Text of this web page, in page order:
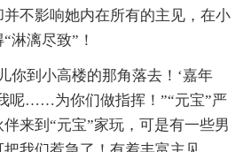
不影响她内在所有的主见，在小
淋漓尽致”！
你到小高楼的那角落去！‘嘉年
呢……为你们做指挥！”“元宝”严
来到“元宝”家玩，可是有一些男